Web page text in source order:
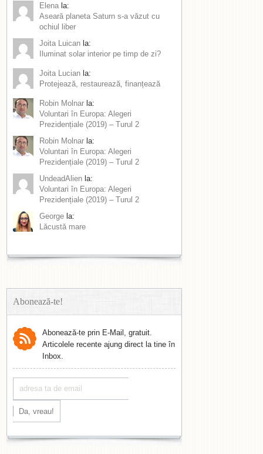
Elena la:
Aseară planeta Saturn s-a văzut cu
ochiul liber
Joita Luican la:
Iluminat solar interior pe timp de zi?
Joita Lucian la:
Protejează, restaurează, finanțează
Robin Molnar la:
Voluntari în Europa: Alegeri
Prezidențiale (2019) – Turul 2
Robin Molnar la:
Voluntari în Europa: Alegeri
Prezidențiale (2019) – Turul 2
UndeadAlien la:
Voluntari în Europa: Alegeri
Prezidențiale (2019) – Turul 2
George la:
Lăcustă mare
Abonează-te!
Abonează-te prin E-Mail, gratuit.
Articolele recente ajung direct la tine în
Inbox.